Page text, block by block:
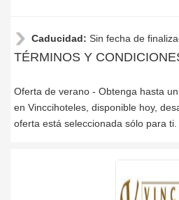
Caducidad: Sin fecha de
TÉRMINOS Y
Oferta de verano - Obtenga hasta
en Vinccihoteles, disponible hoy,
oferta está seleccionada sólo para